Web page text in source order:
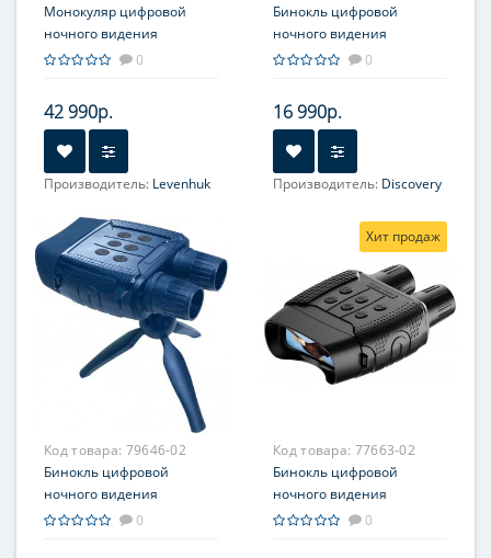
Монокуляр цифровой
ночного видения
Levenhuk Halo NVR50, с
0
42 990р.
Производитель: Levenhuk
(оптическое), 1–7
(цифровое)
Бинокль цифровой
ночного видения
Discovery Night BL10 со
0
16 990р.
Производитель: Discovery
Код товара: 79646-02
Бинокль цифровой
ночного видения
Discovery Night BL20 со
0
Хит продаж
Код товара: 77663-02
Бинокль цифровой
ночного видения
Levenhuk Halo 13x
0